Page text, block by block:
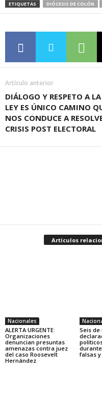
ETIQUETAS DIÓCESIS DE COLÓN
Artículo anterior
DIÁLOGO Y RESPETO A LA
LEY ES ÚNICO CAMINO
NOS CONDUCE A
CRISIS POST ELECTORAL
Artículos
Nacionales
ALERTA URGENTE:
Organizaciones
denuncian presuntas
amenazas contra juez
del caso Roosevelt
Hernández
Seis de
falsas